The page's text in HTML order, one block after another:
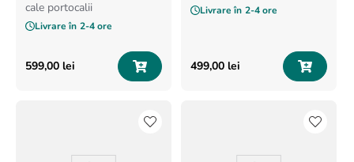
cale portocalii
Livrare în 2-4 ore
599,00 lei
Livrare în 2-4 ore
499,00 lei